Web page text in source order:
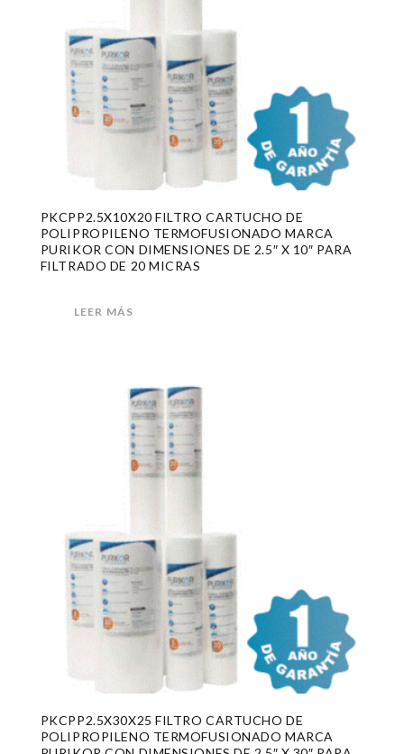
PKCPP2.5X10X20 FILTRO CARTUCHO DE
POLIPROPILENO TERMOFUSIONADO MARCA
PURIKOR CON DIMENSIONES DE 2.5″ X 10″ PARA
FILTRADO DE 20 MICRAS
LEER MÁS
PKCPP2.5X30X25 FILTRO CARTUCHO DE
POLIPROPILENO TERMOFUSIONADO MARCA